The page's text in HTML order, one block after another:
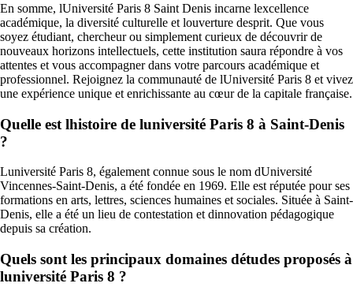
En somme, lUniversité Paris 8 Saint Denis incarne lexcellence
académique, la diversité culturelle et louverture desprit. Que vous
soyez étudiant, chercheur ou simplement curieux de découvrir de
nouveaux horizons intellectuels, cette institution saura répondre à vos
attentes et vous accompagner dans votre parcours académique et
professionnel. Rejoignez la communauté de lUniversité Paris 8 et vivez
une expérience unique et enrichissante au cœur de la capitale française.
Quelle est lhistoire de luniversité Paris 8 à Saint-Denis
?
Luniversité Paris 8, également connue sous le nom dUniversité
Vincennes-Saint-Denis, a été fondée en 1969. Elle est réputée pour ses
formations en arts, lettres, sciences humaines et sociales. Située à Saint-
Denis, elle a été un lieu de contestation et dinnovation pédagogique
depuis sa création.
Quels sont les principaux domaines détudes proposés à
luniversité Paris 8 ?